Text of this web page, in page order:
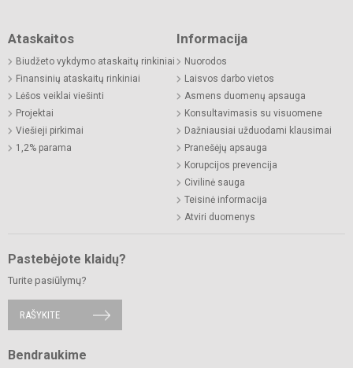
Ataskaitos
Biudžeto vykdymo ataskaitų rinkiniai
Finansinių ataskaitų rinkiniai
Lėšos veiklai viešinti
Projektai
Viešieji pirkimai
1,2% parama
Informacija
Nuorodos
Laisvos darbo vietos
Asmens duomenų apsauga
Konsultavimasis su visuomene
Dažniausiai užduodami klausimai
Pranešėjų apsauga
Korupcijos prevencija
Civilinė sauga
Teisinė informacija
Atviri duomenys
Pastebėjote klaidų?
Turite pasiūlymų?
RAŠYKITE
Bendraukime